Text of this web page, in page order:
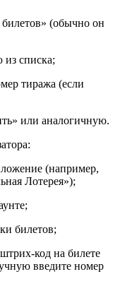
билетов» (обычно он
из списка;
тиража (если
или аналогичную.
:
(например,
Лотерея»);
билетов;
штрих‑код на билете
введите номер